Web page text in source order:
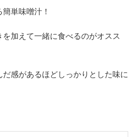
単味噌汁！
加えて一緒に食べるのがオスス
感があるほどしっかりとした味に